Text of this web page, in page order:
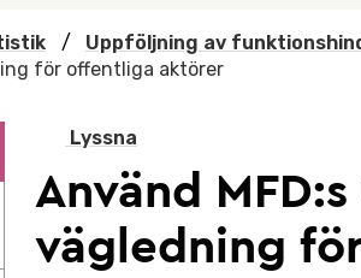
/ Uppföljning av
för offentliga aktörer
Lyssna
Använd
vägledning